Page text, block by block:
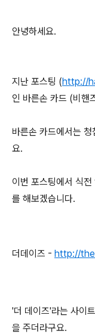
안녕하세요.
지난 포스팅 (http://
인 바른손 카드 (비핸
바른손 카드에서는
요.
이번 포스팅에서 식전
를 해보겠습니다.
더데이즈 - http://
'더 데이즈'라는 사이
을 주더라구요.